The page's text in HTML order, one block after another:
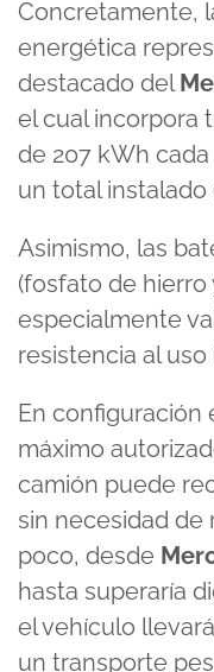
Concretamente,
energética
destacado del
el cual incorpora
de 207 kWh
un total instalado
Asimismo, las
(fosfato de hierro
especialmente
resistencia al
En configuración
máximo
camión puede
sin necesidad de
poco, desde
hasta superaría
el vehículo
un transporte